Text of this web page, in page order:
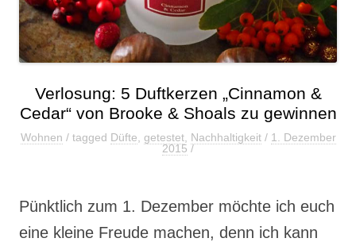
Verlosung: 5 Duftkerzen „Cinnamon &
Cedar“ von Brooke & Shoals zu gewinnen
Wohnen / tagged Düfte getestet, Nachhaltigkeit/ 1. Dezember
2015 /
Pünktlich zum 1. Dezember möchte ich euch
eine kleine Freude machen, denn ich kann